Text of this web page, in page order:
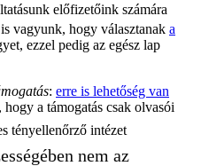
előfizetőink számára
vagyunk, hogy választanak a
ezzel pedig az egész lap
: erre is lehetőség van
a támogatás csak olvasói
tényellenőrző intézet
nem az